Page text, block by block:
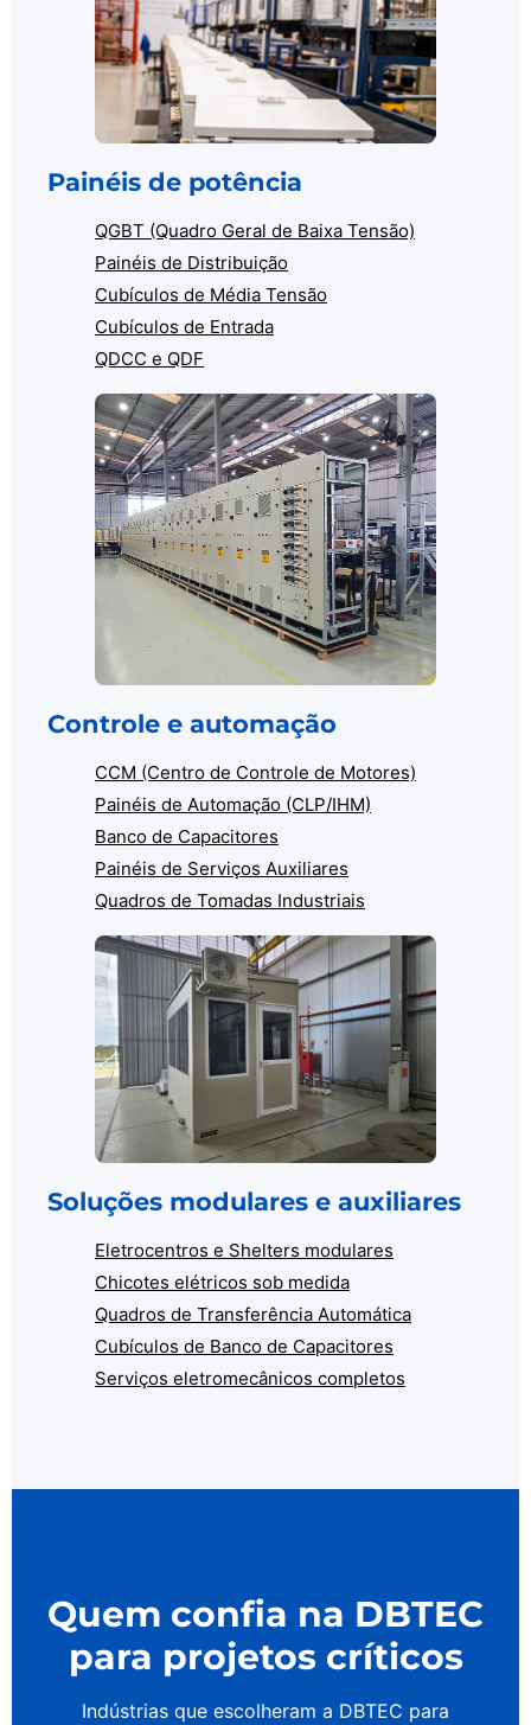
Painéis de potência
QGBT (Quadro Geral de Baixa Tensão)
Painéis de Distribuição
Cubículos de Média Tensão
Cubículos de Entrada
QDCC e QDF
Controle e automação
CCM (Centro de Controle de Motores)
Painéis de Automação (CLP/IHM)
Banco de Capacitores
Painéis de Serviços Auxiliares
Quadros de Tomadas Industriais
Soluções modulares e auxiliares
Eletrocentros e Shelters modulares
Chicotes elétricos sob medida
Quadros de Transferência Automática
Cubículos de Banco de Capacitores
Serviços eletromecânicos completos
Quem confia na DBTEC
para projetos críticos
Indústrias que escolheram a DBTEC para